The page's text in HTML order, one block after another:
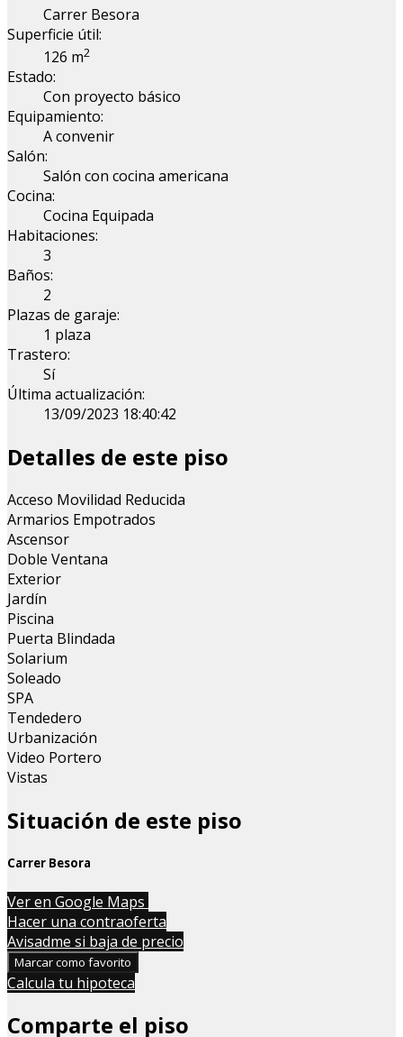
Carrer Besora
Superficie útil:
126 m2
Estado:
Con proyecto básico
Equipamiento:
A convenir
Salón:
Salón con cocina americana
Cocina:
Cocina Equipada
Habitaciones:
3
Baños:
2
Plazas de garaje:
1 plaza
Trastero:
Sí
Última actualización:
13/09/2023 18:40:42
Detalles de este piso
Acceso Movilidad Reducida
Armarios Empotrados
Ascensor
Doble Ventana
Exterior
Jardín
Piscina
Puerta Blindada
Solarium
Soleado
SPA
Tendedero
Urbanización
Video Portero
Vistas
Situación de este piso
Carrer Besora
+
−
Ver en Google Maps
Hacer una contraoferta
Avisadme si baja de precio
Marcar como favorito
Calcula tu hipoteca
Comparte el piso